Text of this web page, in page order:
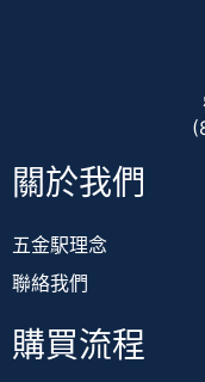
關於我們
五金駅理念
聯絡我們
購買流程